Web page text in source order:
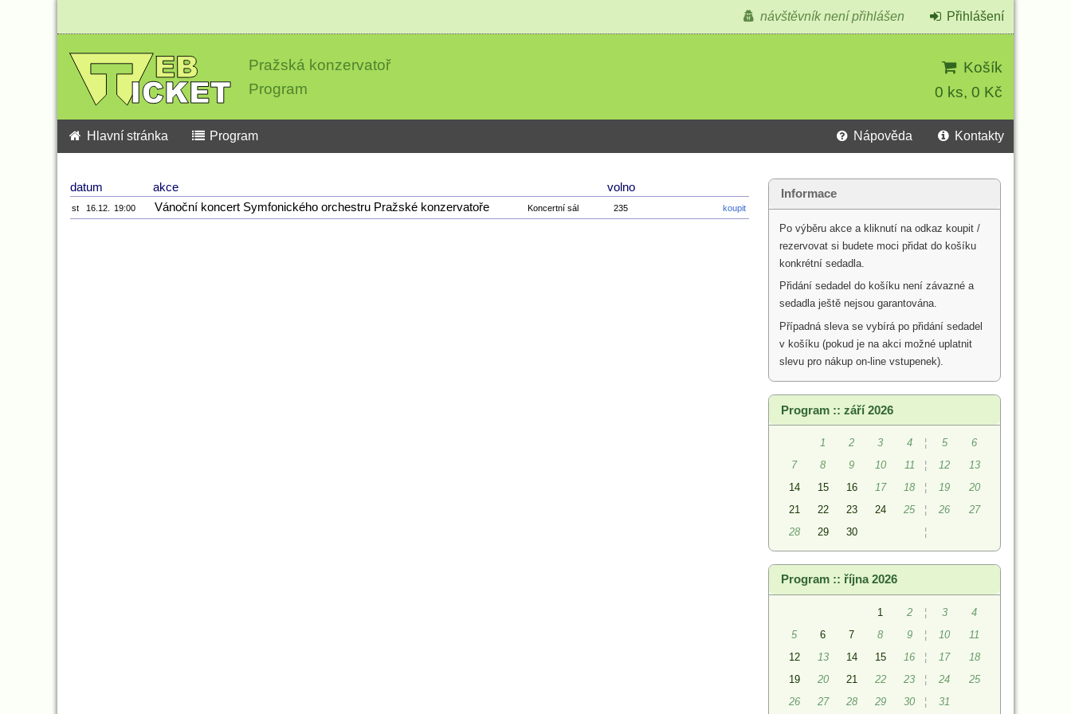
Pražská konzervatoř
Program
Košík
0 ks, 0 Kč
návštěvník není přihlášen Přihlášení
Hlavní stránka Program Nápověda Kontakty
Informace
Po výběru akce a kliknutí na odkaz koupit /
rezervovat si budete moci přidat do košíku
konkrétní sedadla.
Přidání sedadel do košíku není závazné a
sedadla ještě nejsou garantována.
Případná sleva se vybírá po přidání sedadel
v košíku (pokud je na akci možné uplatnit
slevu pro nákup on-line vstupenek).
Program :: září 2026
1 2 3 4 ¦ 5
6
7
8 9 10 11 ¦ 12
13
14
15 16 17 18 ¦ 19
20
21
22 23 24 25 ¦ 26
27
28
29 30 ¦
Program :: října 2026
1 2 ¦ 3
4
5
6 7 8 9 ¦ 10
11
12
13 14 15 16 ¦ 17
18
19
20 21 22 23 ¦ 24
25
26
27 28 29 30 ¦ 31
datum akce volno
st 16.12. 19:00 Vánoční koncert Symfonického orchestru Pražské konzervatoře Koncertní sál 235 koupit